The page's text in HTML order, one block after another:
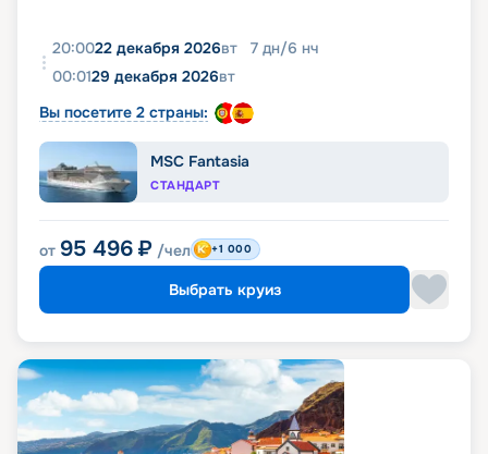
20:0022 декабря 2026вт 7 дн/6 нч
00:0129 декабря 2026вт
Вы посетите 2 страны:
MSC Fantasia
СТАНДАРТ
от 95 496 ₽ /чел +1 000
Выбрать круиз